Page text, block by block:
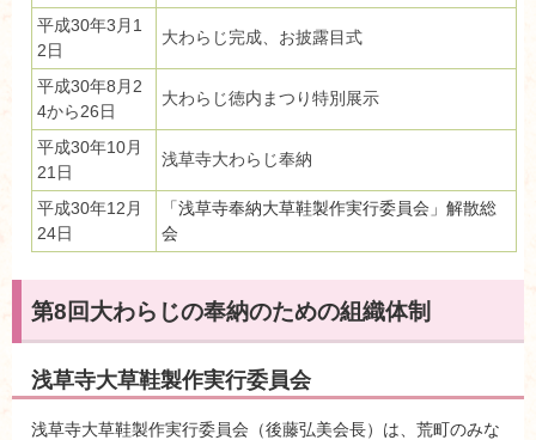
平成30年3月1
2日
大わらじ完成、お披露目式
平成30年8月2
4から26日
大わらじ徳内まつり特別展示
平成30年10月
21日
浅草寺大わらじ奉納
平成30年12月
24日
「浅草寺奉納大草鞋製作実行委員会」解散総
会
第8回大わらじの奉納のための組織体制
浅草寺大草鞋製作実行委員会
浅草寺大草鞋製作実行委員会（後藤弘美会長）は、荒町のみな